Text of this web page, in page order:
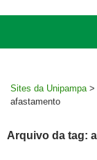
Sites da Unipampa >
afastamento
Arquivo da tag: